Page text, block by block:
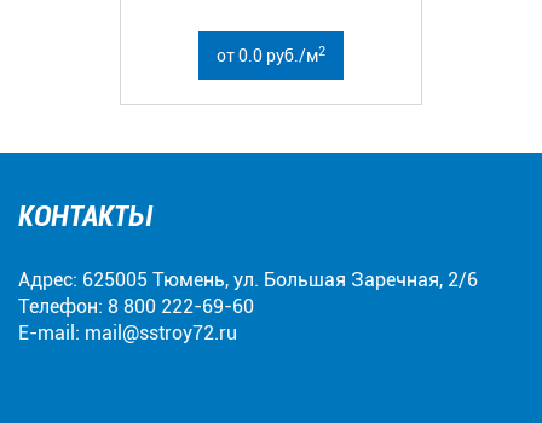
от 0.0 руб./м2
КОНТАКТЫ
Адрес: 625005 Тюмень, ул. Большая Заречная, 2/6
Телефон: 8 800 222-69-60
E-mail: mail@sstroy72.ru